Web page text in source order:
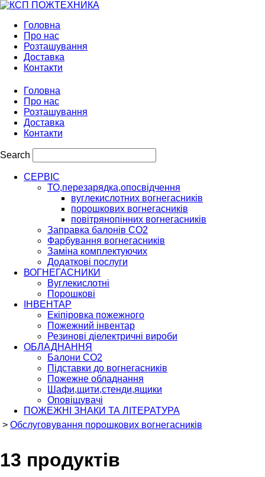
Головна
Про нас
Розташування
Доставка
Контакти
Головна
Про нас
Розташування
Доставка
Контакти
Search
СЕРВІС
ТО,перезарядка,опосвідчення
вуглекислотних вогнегасників
порошкових вогнегасників
повітрянопінних вогнегасників
Заправка балонів CO2
Фарбування вогнегасників
Заміна комплектуючих
Додаткові послуги
ВОГНЕГАСНИКИ
Вуглекислотні
Порошкові
ІНВЕНТАР
Екіпіровка пожежного
Пожежний інвентар
Резинові діелектричні вироби
ОБЛАДНАННЯ
Балони СО2
Підставки до вогнегасників
Пожежне обладнання
Шафи,щити,стенди,ящики
Оповіщувачі
ПОЖЕЖНІ ЗНАКИ ТА ЛІТЕРАТУРА
> Обслуговування порошкових вогнегасників
13 продуктів